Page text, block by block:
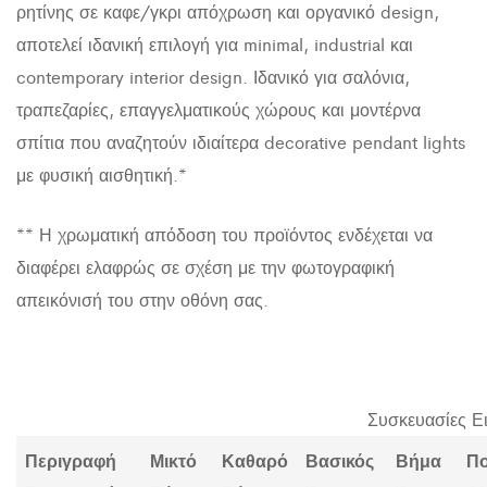
ρητίνης σε καφε/γκρι απόχρωση και οργανικό design,
αποτελεί ιδανική επιλογή για minimal, industrial και
contemporary interior design. Ιδανικό για σαλόνια,
τραπεζαρίες, επαγγελματικούς χώρους και μοντέρνα
σπίτια που αναζητούν ιδιαίτερα decorative pendant lights
με φυσική αισθητική.*
** Η χρωματική απόδοση του προϊόντος ενδέχεται να
διαφέρει ελαφρώς σε σχέση με την φωτογραφική
απεικόνισή του στην οθόνη σας.
Συσκευασίες
Περιγραφή
Μικτό
Καθαρό
Βασικός
Βήμα